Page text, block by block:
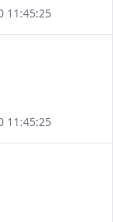
11:45:25
11:45:25